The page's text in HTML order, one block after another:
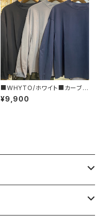
■WHYTO/ホワイト■カーブ
スリーブ TEE■WHT25FCS4
002
¥9,900